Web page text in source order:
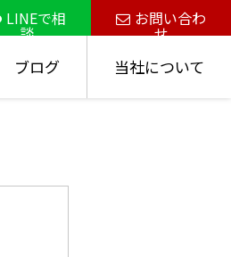
LINEで相
談
お問い合わ
せ
ブログ 当社について